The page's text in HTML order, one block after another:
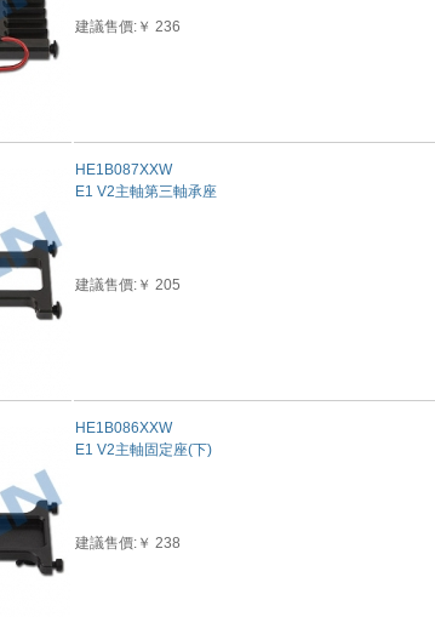
建議售價:￥ 236
HE1B087XXW
E1 V2主軸第三軸承座
建議售價:￥ 205
HE1B086XXW
E1 V2主軸固定座(下)
建議售價:￥ 238